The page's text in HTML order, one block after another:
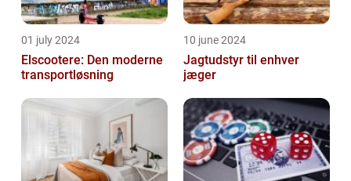
01 july 2024
Elscootere: Den moderne
transportløsning
10 june 2024
Jagtudstyr til enhver
jæger